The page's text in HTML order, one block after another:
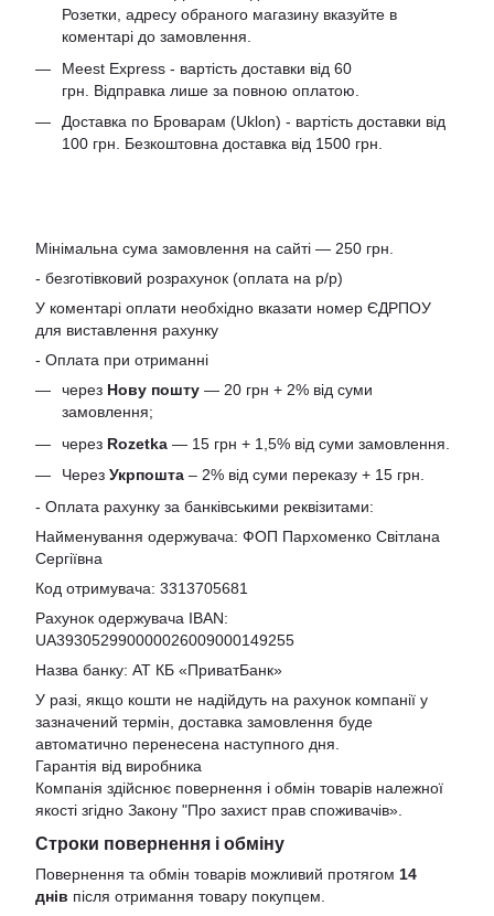
Розетки, адресу обраного магазину вказуйте в
коментарі до замовлення.
Meest Express - вартість доставки від 60
грн. Відправка лише за повною оплатою.
Доставка по Броварам (Uklon) - вартість доставки від
100 грн. Безкоштовна доставка від 1500 грн.
Мінімальна сума замовлення на сайті — 250 грн.
- безготівковий розрахунок (оплата на р/р)
У коментарі оплати необхідно вказати номер ЄДРПОУ
для виставлення рахунку
- Оплата при отриманні
через Нову пошту — 20 грн + 2% від суми
замовлення;
через Rozetka — 15 грн + 1,5% від суми замовлення.
Через Укрпошта – 2% від суми переказу + 15 грн.
- Оплата рахунку за банківськими реквізитами:
Найменування одержувача: ФОП Пархоменко Світлана
Сергіївна
Код отримувача: 3313705681
Рахунок одержувача IBAN:
UA393052990000026009000149255
Назва банку: АТ КБ «ПриватБанк»
У разі, якщо кошти не надійдуть на рахунок компанії у
зазначений термін, доставка замовлення буде
автоматично перенесена наступного дня.
Гарантія від виробника
Компанія здійснює повернення і обмін товарів належної
якості згідно Закону "Про захист прав споживачів»
Строки повернення і обміну
Повернення та обмін товарів можливий протягом 14
днів після отримання товару покупцем.